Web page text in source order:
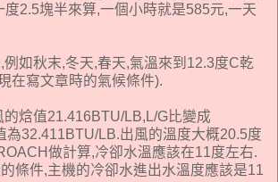
度2.5塊半來算,一個小時就是585元,一天
如秋末,冬天,春天,氣溫來到12.3度C乾
在寫文章時的氣候條件).
焓值21.416BTU/LB,L/G比變成
為32.411BTU/LB.出風的溫度大概20.5度
做計算,冷卻水溫應該在11度左右.
條件,主機的冷卻水進出水溫度應該是11